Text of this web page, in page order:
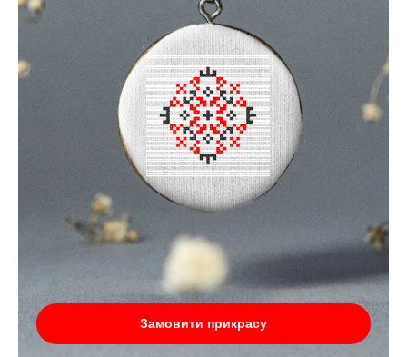
Замовити прикрасу